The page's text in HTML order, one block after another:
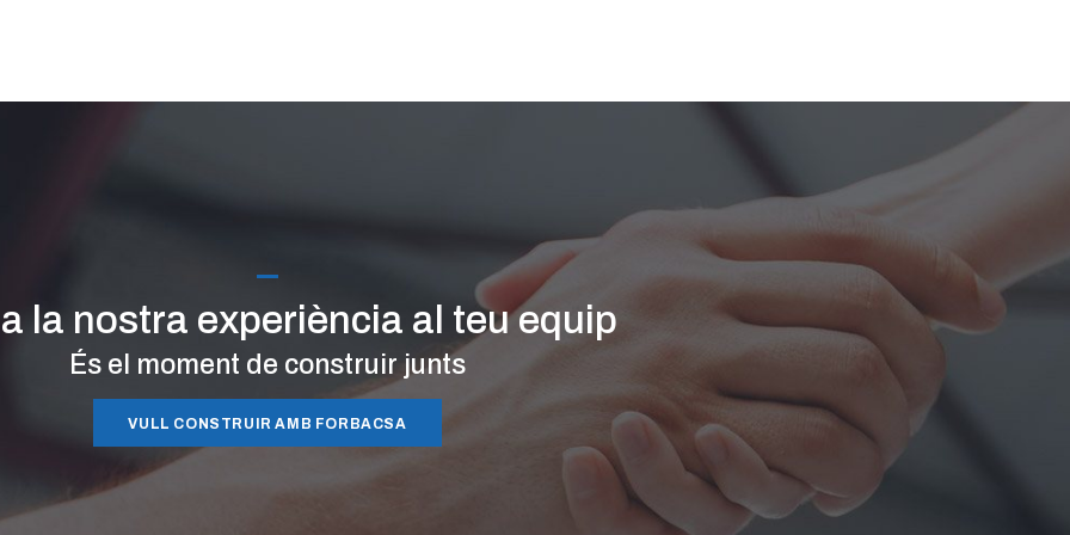
la nostra experiència al teu equip
És el moment de construir junts
VULL CONSTRUIR AMB FORBACSA